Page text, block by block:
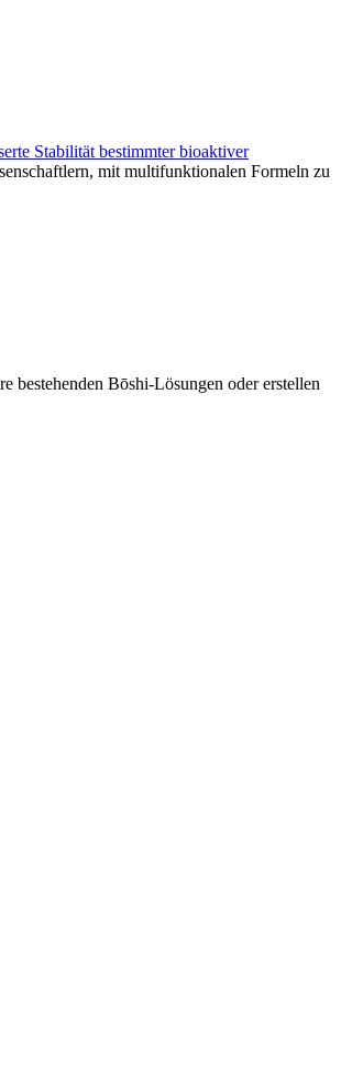
Stabilität bestimmter bioaktiver
mit multifunktionalen Formeln zu
bestehenden Bōshi-Lösungen oder erstellen